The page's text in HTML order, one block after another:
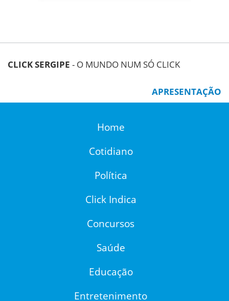
CLICK SERGIPE - O MUNDO NUM SÓ CLICK
APRESENTAÇÃO
Home
Cotidiano
Política
Click Indica
Concursos
Saúde
Educação
Entretenimento